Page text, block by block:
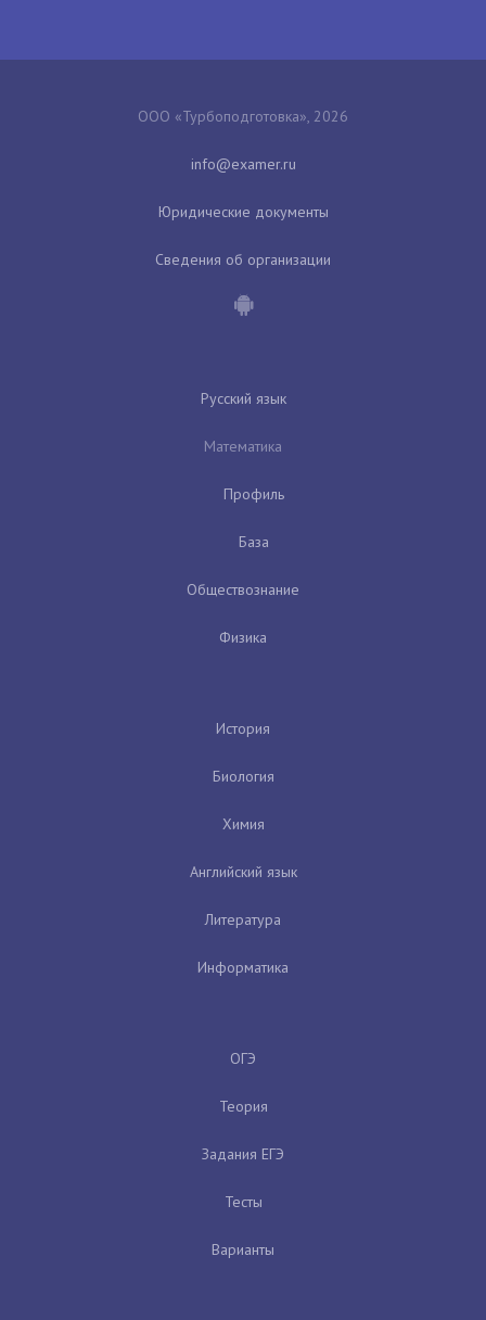
ООО «Турбоподготовка», 2026
Юридические документы
Сведения об организации
Русский язык
Математика
Профиль
База
Обществознание
Физика
История
Биология
Химия
Английский язык
Литература
Информатика
ОГЭ
Теория
Задания ЕГЭ
Тесты
Варианты